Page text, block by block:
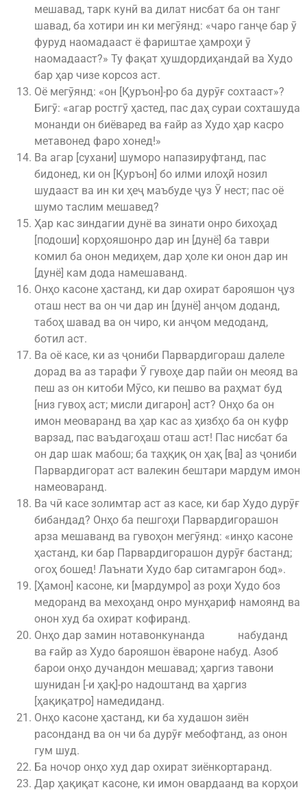
мешавад, тарк кунӣ ва дилат нисбат ба он танг
шавад, ба хотири ин ки мегӯянд: «чаро ганҷе бар ӯ
фуруд наомадааст ё фариштае ҳамроҳи ӯ
наомадааст?» Ту фақат ҳушдордиҳандаӣ ва Худо
бар ҳар чизе корсоз аст.
Оё мегӯянд: «он [Қуръон]-ро ба дурӯғ сохтааст»?
Бигӯ: «агар ростгӯ ҳастед, пас даҳ сураи сохташуда
монанди он биёваред ва ғайр аз Худо ҳар касро
метавонед фаро хонед!»
Ва агар [сухани] шуморо напазируфтанд, пас
бидонед, ки он [Қуръон] бо илми илоҳӣ нозил
шудааст ва ин ки ҳеҷ маъбуде ҷуз Ӯ нест; пас оё
шумо таслим мешавед?
Ҳар кас зиндагии дунё ва зинати онро бихоҳад
[подоши] корҳояшонро дар ин [дунё] ба таври
комил ба онон медиҳем, дар ҳоле ки онон дар ин
[дунё] кам дода намешаванд.
Онҳо касоне ҳастанд, ки дар охират барояшон ҷуз
оташ нест ва он чи дар ин [дунё] анҷом доданд,
табоҳ шавад ва он чиро, ки анҷом медоданд,
ботил аст.
Ва оё касе, ки аз ҷониби Парвардигораш далеле
дорад ва аз тарафи Ӯ гувоҳе дар пайи он меояд ва
пеш аз он китоби Мӯсо, ки пешво ва раҳмат буд
[низ гувоҳ аст; мисли дигарон] аст? Онҳо ба он
имон меоваранд ва ҳар кас аз ҳизбҳо ба он куфр
варзад, пас ваъдагоҳаш оташ аст! Пас нисбат ба
он дар шак мабош; ба таҳқиқ он ҳақ [ва] аз ҷониби
Парвардигорат аст валекин бештари мардум имон
намеоваранд.
Ва чӣ касе золимтар аст аз касе, ки бар Худо дурӯғ
бибандад? Онҳо ба пешгоҳи Парвардигорашон
арза мешаванд ва гувоҳон мегӯянд: «инҳо касоне
ҳастанд, ки бар Парвардигорашон дурӯғ бастанд;
огоҳ бошед! Лаънати Худо бар ситамгарон бод».
[Ҳамон] касоне, ки [мардумро] аз роҳи Худо боз
медоранд ва мехоҳанд онро мунҳариф намоянд ва
онон худ ба охират кофиранд.
Онҳо дар замин нотавонкунанда набуданд
ва ғайр аз Худо барояшон ёвароне набуд. Азоб
барои онҳо дучандон мешавад; ҳаргиз тавони
шунидан [-и ҳақ]-ро надоштанд ва ҳаргиз
[ҳақиқатро] намедиданд.
Онҳо касоне ҳастанд, ки ба худашон зиён
расонданд ва он чи ба дурӯғ мебофтанд, аз онон
гум шуд.
Ба ночор онҳо худ дар охират зиёнкортаранд.
Дар ҳақиқат касоне, ки имон овардаанд ва корҳои